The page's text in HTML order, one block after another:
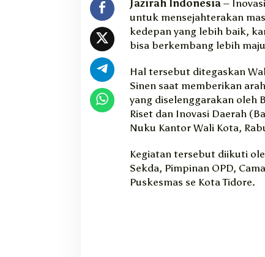
n
t
a
O
D
r
u
s
r
o
a
Jazirah Indonesia –
untuk mensejahterakan
kedepan yang lebih baik,
bisa berkembang lebih
Hal tersebut ditegaskan
Sinen saat memberikan
yang diselenggarakan oleh
Riset dan Inovasi Daerah
Nuku Kantor Wali Kota,
Kegiatan tersebut diikuti
Sekda, Pimpinan OPD,
Puskesmas se Kota Tidore.